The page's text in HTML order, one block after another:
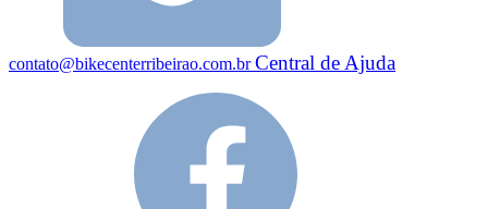
contato@bikecenterribeirao.com.brCentral de Ajuda